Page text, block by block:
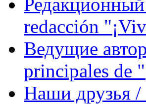
redacción
Ведущие
principales de
Наши друзья /